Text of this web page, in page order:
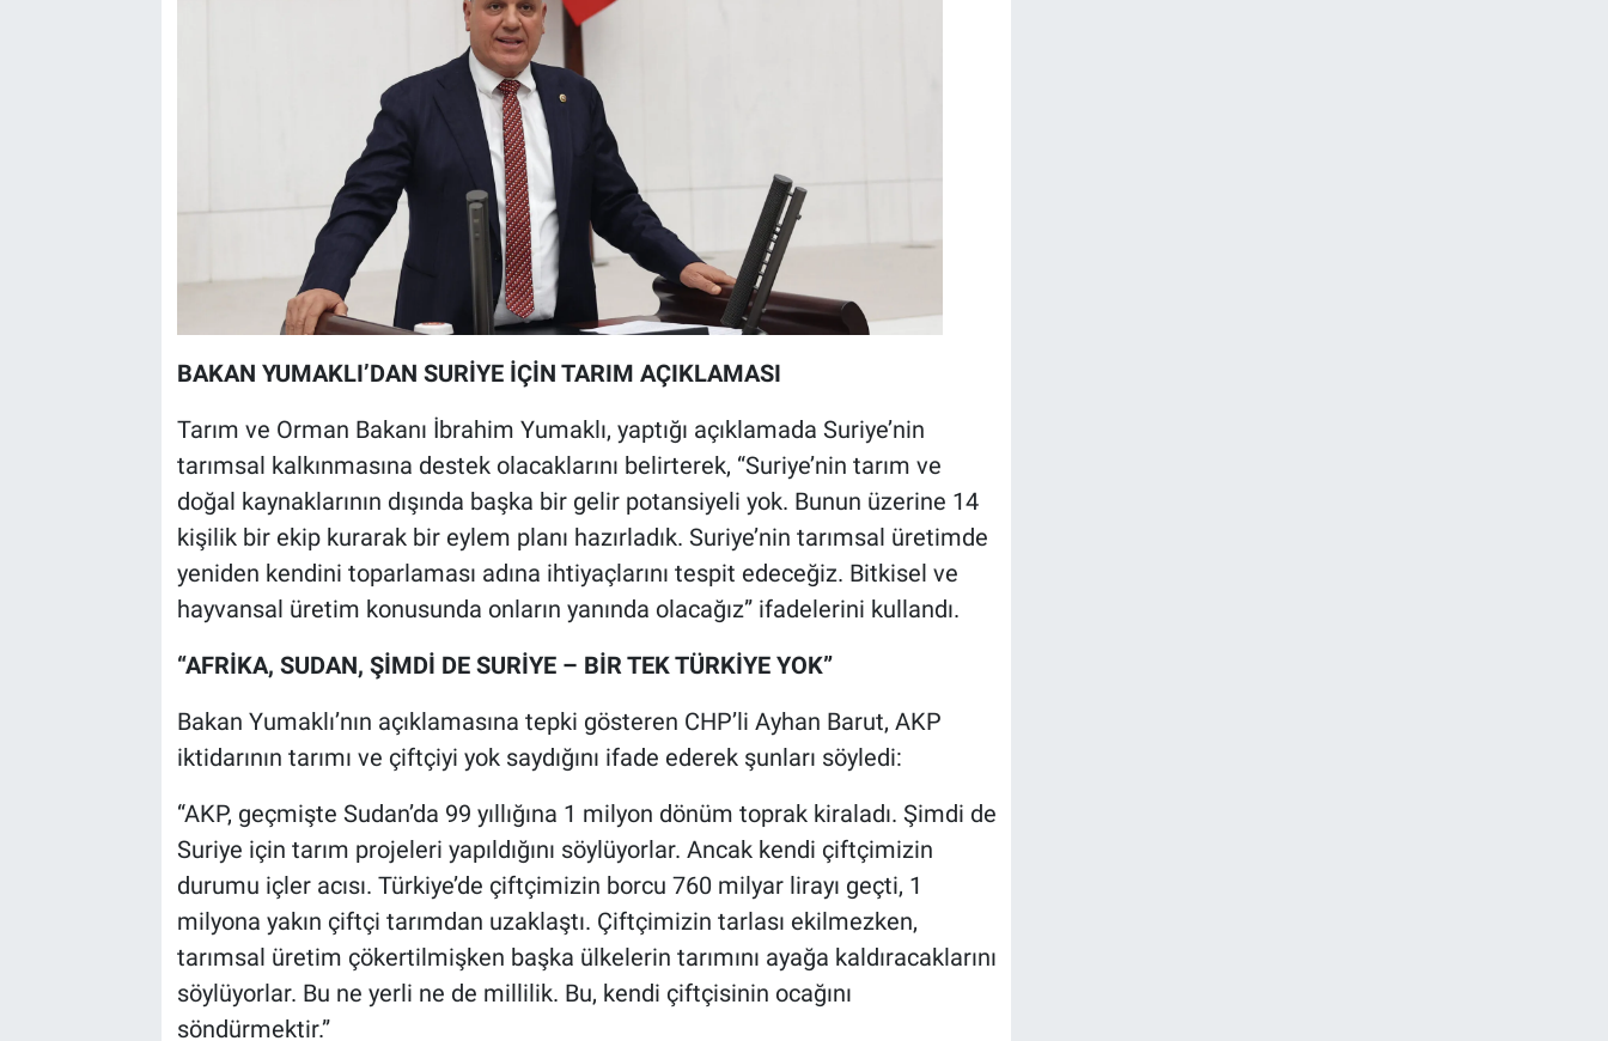
BAKAN YUMAKLI’DAN SURİYE İÇİN TARIM AÇIKLAMASI
Tarım ve Orman Bakanı İbrahim Yumaklı, yaptığı açıklamada Suriye’nin
tarımsal kalkınmasına destek olacaklarını belirterek, “Suriye’nin tarım ve
doğal kaynaklarının dışında başka bir gelir potansiyeli yok. Bunun üzerine 14
kişilik bir ekip kurarak bir eylem planı hazırladık. Suriye’nin tarımsal üretimde
yeniden kendini toparlaması adına ihtiyaçlarını tespit edeceğiz. Bitkisel ve
hayvansal üretim konusunda onların yanında olacağız” ifadelerini kullandı.
“AFRİKA, SUDAN, ŞİMDİ DE SURİYE – BİR TEK TÜRKİYE YOK”
Bakan Yumaklı’nın açıklamasına tepki gösteren CHP’li Ayhan Barut, AKP
iktidarının tarımı ve çiftçiyi yok saydığını ifade ederek şunları söyledi:
“AKP, geçmişte Sudan’da 99 yıllığına 1 milyon dönüm toprak kiraladı. Şimdi de
Suriye için tarım projeleri yapıldığını söylüyorlar. Ancak kendi çiftçimizin
durumu içler acısı. Türkiye’de çiftçimizin borcu 760 milyar lirayı geçti, 1
milyona yakın çiftçi tarımdan uzaklaştı. Çiftçimizin tarlası ekilmezken,
tarımsal üretim çökertilmişken başka ülkelerin tarımını ayağa kaldıracaklarını
söylüyorlar. Bu ne yerli ne de millilik. Bu, kendi çiftçisinin ocağını
söndürmektir.”